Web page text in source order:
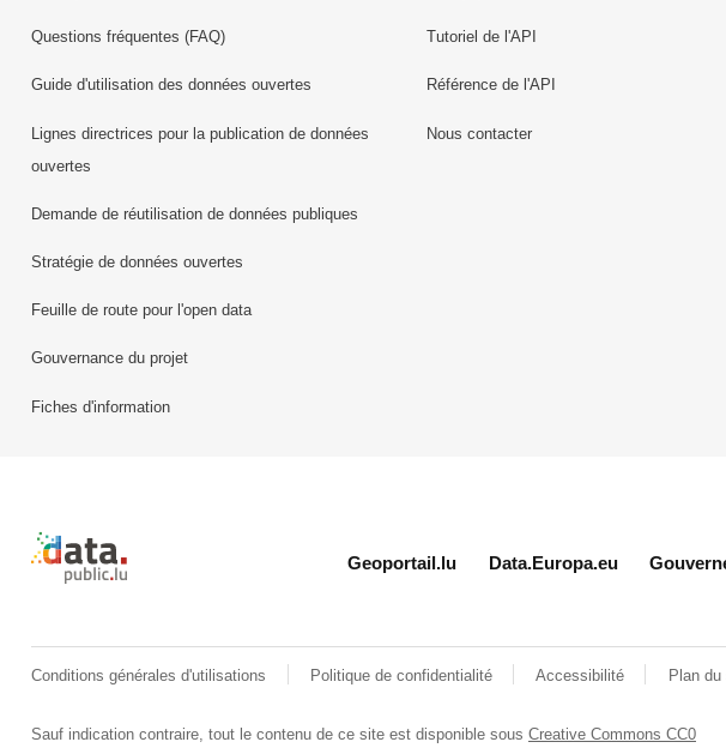
Questions fréquentes (FAQ)
Guide d'utilisation des données ouvertes
Lignes directrices pour la publication de données
ouvertes
Demande de réutilisation de données publiques
Stratégie de données ouvertes
Feuille de route pour l'open data
Gouvernance du projet
Fiches d'information
Tutoriel de l'API
Référence de l'API
Nous contacter
Retour à l'accueil de data.public.lu
Geoportail.lu Data.Europa.eu
Conditions générales d'utilisations Politique de confidentialité Accessibilité Plan du
Sauf indication contraire, tout le contenu de ce site est disponible sousCreative Commons CC0